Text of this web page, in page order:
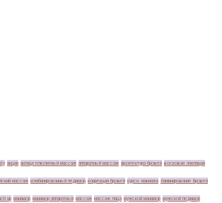
акция антицеллюлитный массаж аппаратный массаж архитектура бровей восковая эпиляция
массаж комбинированный педикюр коррекция бровей курсы макияжа ламинирование бровей
up маникюр маникюр аппаратный массаж массаж лица мужской маникюр мужской педикюр